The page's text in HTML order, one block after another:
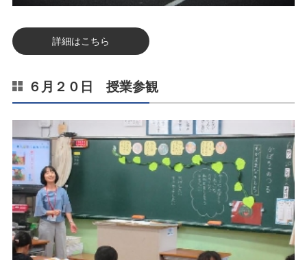
詳細はこちら
６月２０日 授業参観